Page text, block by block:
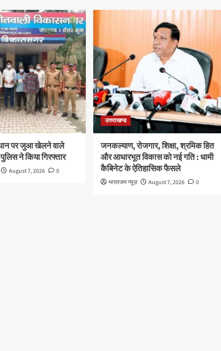
पर जुआ खेलने वाले
ने किया गिरफ्तार
August 7, 2026 0
उत्तराखण्ड
जनकल्याण, रोजगार, शिक्षा, श्रमिक हित
और आधारभूत विकास को नई गति : धामी
कैबिनेट के ऐतिहासिक फैसले
भारतजन न्यूज़ August 7, 2026 0